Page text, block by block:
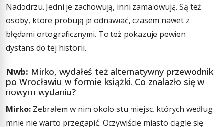
Nadodrzu. Jedni je zachowują, inni zamalowują. Są też
osoby, które próbują je odnawiać, czasem nawet z
błędami ortograficznymi. To też pokazuje pewien
dystans do tej historii.
Nwb: Mirko, wydałeś też alternatywny przewodnik
po Wrocławiu w formie książki. Co znalazło się w
nowym wydaniu?
Mirko: Zebrałem w nim około stu miejsc, których według
mnie nie warto przegapić. Oczywiście miasto ciągle się